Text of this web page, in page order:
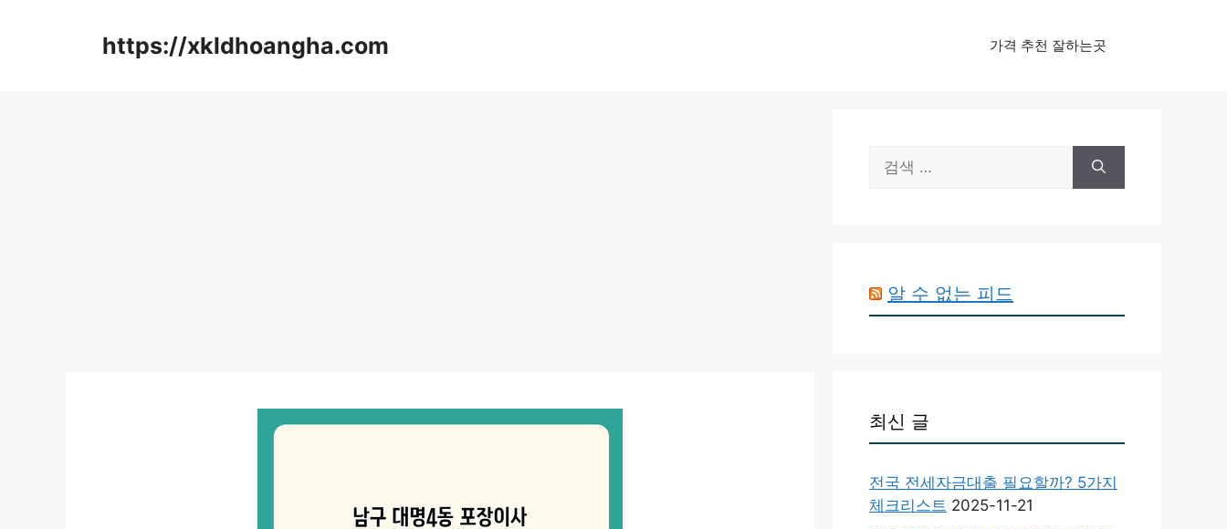
https://xkldhoangha.com 가격 추천 잘하는곳
색:
알 수 없는 피드
최신 글
전국 전세자금대출 필요할까? 5가지
체크리스트 2025-11-21